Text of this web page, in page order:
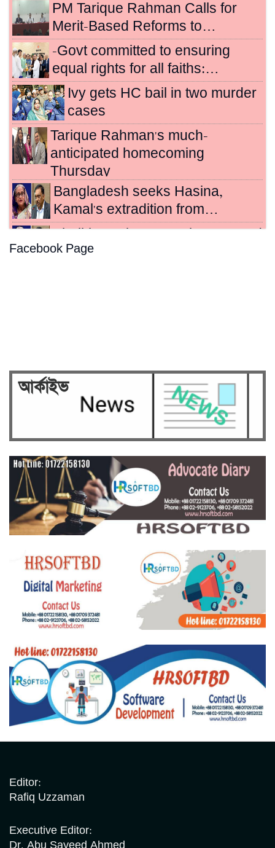
PM Tarique Rahman Calls for
Merit-Based Reforms to…
-Govt committed to ensuring
equal rights for all faiths:…
Ivy gets HC bail in two murder
cases
Tarique Rahman's much-
anticipated homecoming
Thursday
Bangladesh seeks Hasina,
Kamal's extradition from…
to death for crimes…
Facebook Page
আর্কাইভ
Editor:
Rafiq Uzzaman
Executive Editor:
Dr. Abu Sayeed Ahmed